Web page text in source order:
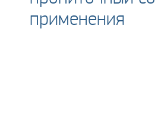
применения